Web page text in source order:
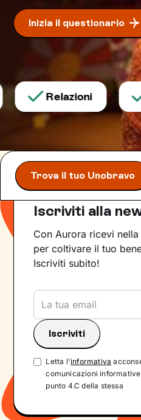
Inizia il questionario
Relazioni
Trova il tuo Unobravo
Iscriviti alla
Con Aurora ricevi
per coltivare il tuo
Iscriviti subito!
Letta l'informativa
comunicazioni
punto 4.C della stessa